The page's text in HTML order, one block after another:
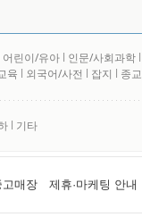
어린이/유아 l 인문/사회과학 l
육 l 외국어/사전 l 잡지 l 종
l 기타
고매장 제휴·마케팅 안내